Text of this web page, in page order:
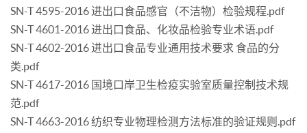
SN-T 4595-2016 进出口食品感官（不洁物）检验规程.pdf
SN-T 4601-2016 进出口食品、化妆品检验专业术语.pdf
SN-T 4602-2016 进出口食品专业通用技术要求 食品的分
类.pdf
SN-T 4617-2016 国境口岸卫生检疫实验室质量控制技术规
范.pdf
SN-T 4663-2016 纺织专业物理检测方法标准的验证规则.pdf